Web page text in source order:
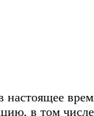
настоящее
в том числе